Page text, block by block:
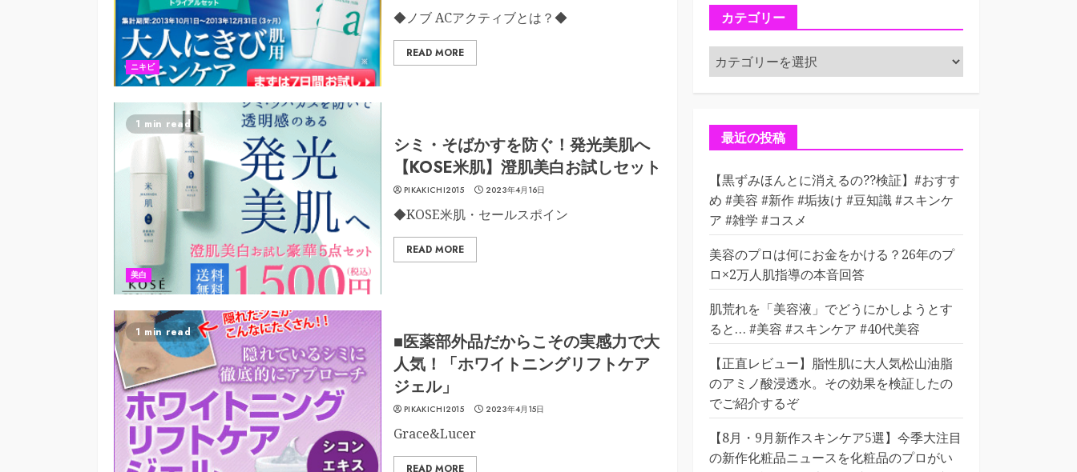
ニキビ
◆ノブ ACアクティブとは？◆
READ MORE
1 min read
美白
シミ・そばかすを防ぐ！発光美肌へ
【KOSE米肌】澄肌美白お試しセット
PIKAKICHI2015 2023年4月16日
◆KOSE米肌・セールスポイン
READ MORE
1 min read
■医薬部外品だからこその実感力で大
人気！「ホワイトニングリフトケア
ジェル」
PIKAKICHI2015 2023年4月15日
Grace&Lucer
READ MORE
カテゴリー
カ
テ
ゴ
ー最近の投稿
【黒ずみほんとに消えるの??検証】#おすす
め #美容 #新作 #垢抜け #豆知識 #スキンケ
ア #雑学 #コスメ
美容のプロは何にお金をかける？26年のプ
ロ×2万人肌指導の本音回答
肌荒れを「美容液」でどうにかしようとす
ると… #美容 #スキンケア #40代美容
【正直レビュー】脂性肌に大人気松山油脂
のアミノ酸浸透水。その効果を検証したの
でご紹介するぞ
【8月・9月新作スキンケア5選】今季大注目
の新作化粧品ニュースを化粧品のプロがい